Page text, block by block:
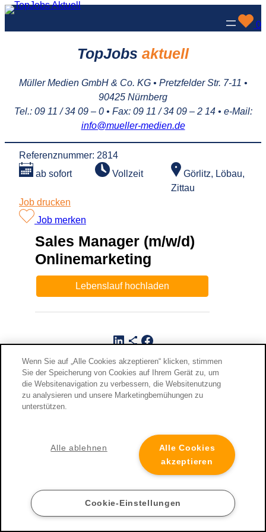
Zum
0
TopJobs aktuell
Müller Medien GmbH & Co. KG • Pretzfelder Str. 7-11 •
90425 Nürnberg
Tel.: 09 11 / 34 09 – 0 • Fax: 09 11 / 34 09 – 2 14 • e-Mail:
info@mueller-medien.de
Referenznummer: 2814
ab sofort
Vollzeit
Görlitz, Löbau,
Zittau
Job drucken
Job merken
LinkedIn
Teilen-IconFacebook
Kontakt
Cookie EinstellungenImpressumDatenschutz
copyright © 2025 • TopJobsaktuell–
Das Jobportal von
müller x net
Wenn Sie auf „Alle Cookies akzeptieren“ klicken, stimmen
Sie der Speicherung von Cookies auf Ihrem Gerät zu, um
die Websitenavigation zu verbessern, die Websitenutzung
zu analysieren und unsere Marketingbemühungen zu
unterstützen.
Alle Cookies
akzeptieren
Alle ablehnen
Cookie-Einstellungen